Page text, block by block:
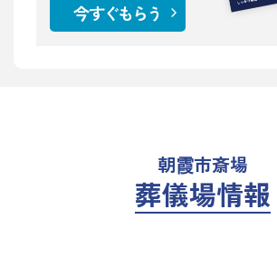
今すぐもらう
朝霞市斎場
葬儀場情報